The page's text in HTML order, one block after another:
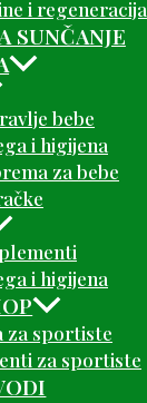
i regeneracija
SUNČANJE
bebe
i higijena
za bebe
i higijena
za sportiste
za sportiste